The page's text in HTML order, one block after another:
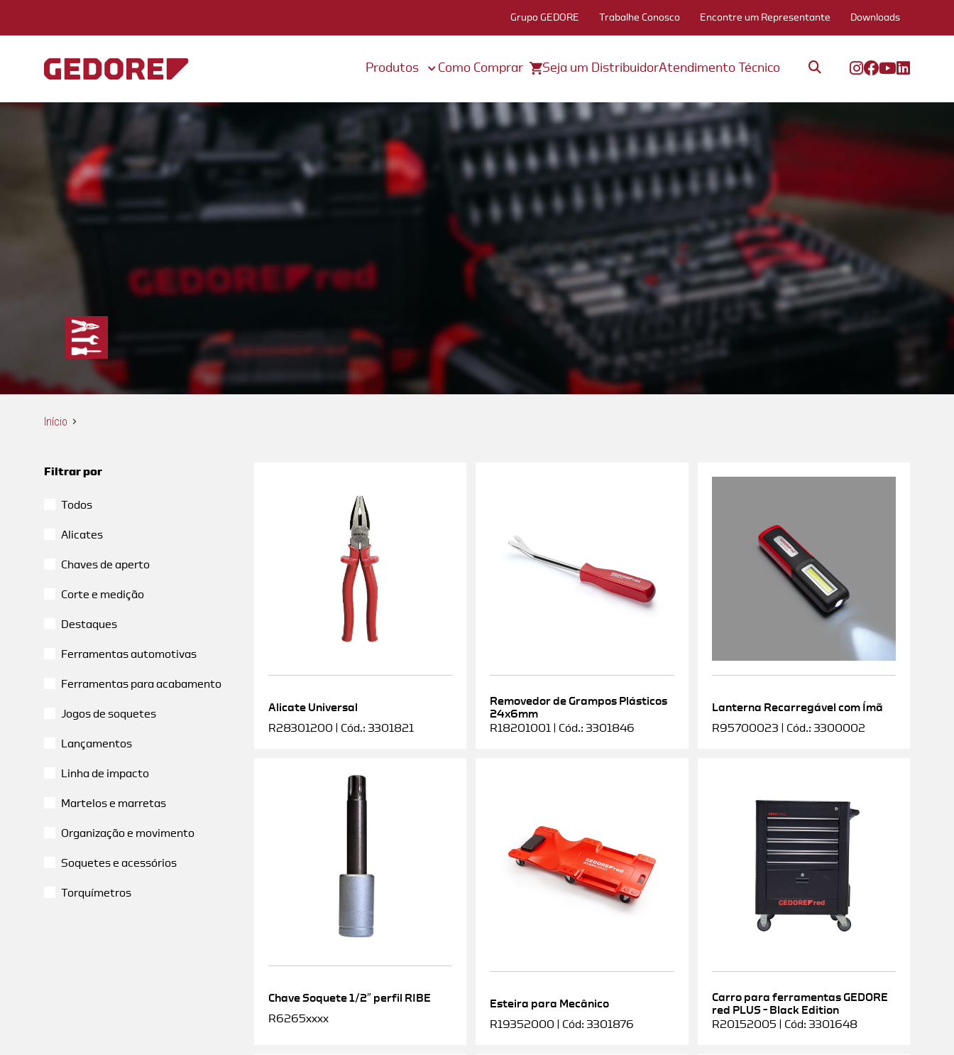
Grupo GEDORE Trabalhe Conosco Encontre um Representante Downloads
Produtos Como Comprar Seja um DistribuidorAtendimento Técnico
Início
Filtrar por
Todos
Alicates
Chaves de aperto
Corte e medição
Destaques
Ferramentas automotivas
Ferramentas para acabamento
Jogos de soquetes
Lançamentos
Linha de impacto
Martelos e marretas
Organização e movimento
Soquetes e acessórios
Torquímetros
Alicate Universal
R28301200 | Cód.: 3301821
Removedor de Grampos Plásticos
24x6mm
R18201001 | Cód.: 3301846
Lanterna Recarregável com Ímã
R95700023 | Cód.: 3300002
Chave Soquete 1/2″ perfil RIBE
R6265xxxx
Esteira para Mecânico
R19352000 | Cód: 3301876
Carro para ferramentas GEDORE
red PLUS – Black Edition
R20152005 | Cód: 3301648